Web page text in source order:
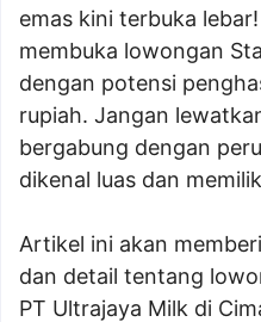
emas kini terbuka
membuka lowongan
dengan potensi
rupiah. Jangan
bergabung dengan
dikenal luas dan
Artikel ini akan
dan detail tentang
PT Ultrajaya Milk di